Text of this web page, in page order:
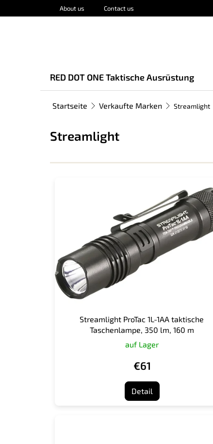
Inhalt
About us Contact us
RED DOT ONE Taktische Ausrüstung
Startseite Verkaufte Marken Streamlight
Streamlight
Streamlight ProTac 1L-1AA taktische
Taschenlampe, 350 lm, 160 m
auf Lager
€61
Detail